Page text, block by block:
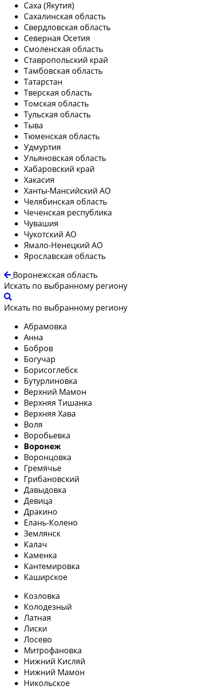
Саха (Якутия)
Сахалинская область
Свердловская область
Северная Осетия
Смоленская область
Ставропольский край
Тамбовская область
Татарстан
Тверская область
Томская область
Тульская область
Тыва
Тюменская область
Удмуртия
Ульяновская область
Хабаровский край
Хакасия
Ханты-Мансийский АО
Челябинская область
Чеченская республика
Чувашия
Чукотский АО
Ямало-Ненецкий АО
Ярославская область
Воронежская область
Искать по выбранному региону
Искать по выбранному региону
Абрамовка
Анна
Бобров
Богучар
Борисоглебск
Бутурлиновка
Верхний Мамон
Верхняя Тишанка
Верхняя Хава
Воля
Воробьевка
Воронеж
Воронцовка
Гремячье
Грибановский
Давыдовка
Девица
Дракино
Елань-Колено
Землянск
Калач
Каменка
Кантемировка
Каширское
Козловка
Колодезный
Латная
Лиски
Лосево
Митрофановка
Нижний Кисляй
Нижний Мамон
Никольское